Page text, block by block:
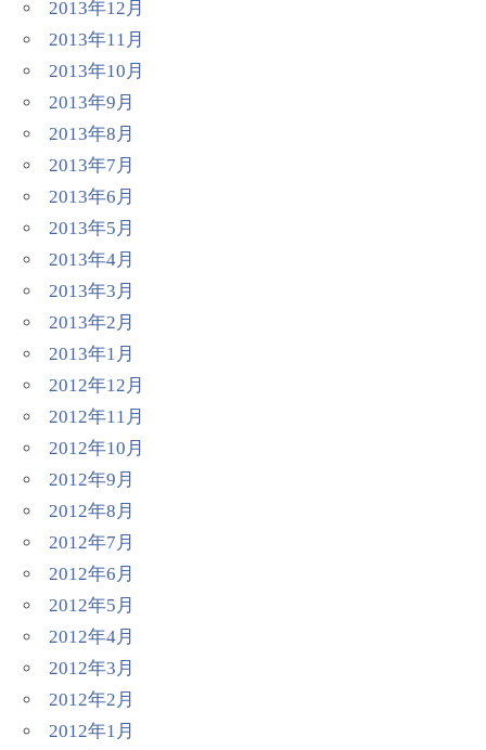
2013年12月
2013年11月
2013年10月
2013年9月
2013年8月
2013年7月
2013年6月
2013年5月
2013年4月
2013年3月
2013年2月
2013年1月
2012年12月
2012年11月
2012年10月
2012年9月
2012年8月
2012年7月
2012年6月
2012年5月
2012年4月
2012年3月
2012年2月
2012年1月